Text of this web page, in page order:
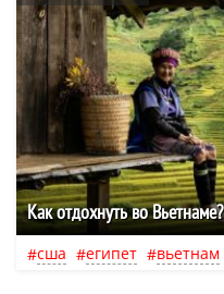
Как отдохнуть во Вьетнаме?
сша египет вьетнам